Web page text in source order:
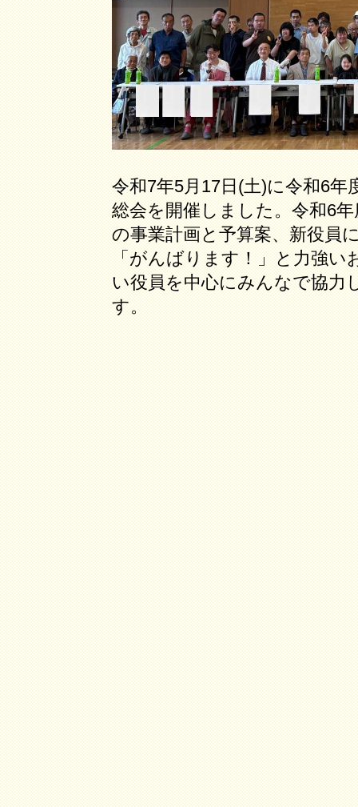
令和7年5月17日(土)に令和6
総会を開催しました。令和6
の事業計画と予算案、新役員
「がんばります！」と力強
い役員を中心にみんなで協力
す。